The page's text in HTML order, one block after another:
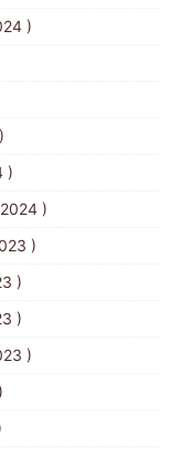
)
)
)
)
)
)
)